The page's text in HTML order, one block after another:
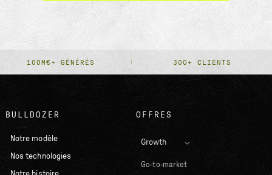
100M€+ GÉNÉRÉS 300+ CLIENTS
BULLDOZER
Notre modèle
Nos technologies
OFFRES
Growth
Go-to-market